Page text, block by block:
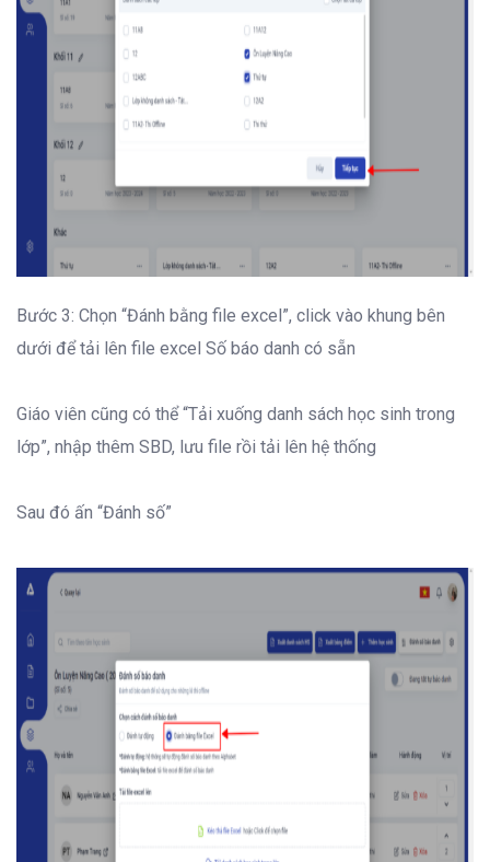
Bước 3: Chọn “Đánh bằng file excel”, click vào khung bên
dưới để tải lên file excel Số báo danh có sẵn
Giáo viên cũng có thể “Tải xuống danh sách học sinh trong
lớp”, nhập thêm SBD, lưu file rồi tải lên hệ thống
Sau đó ấn “Đánh số”